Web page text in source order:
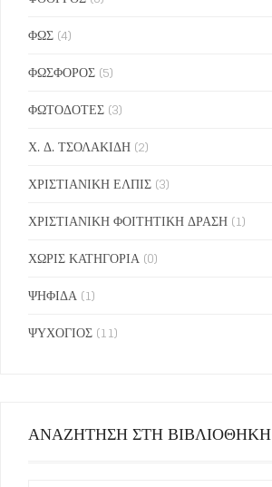
ΦΩΣ (4)
ΦΩΣΦΟΡΟΣ (5)
ΦΩΤΟΔΟΤΕΣ (3)
Χ. Δ. ΤΣΟΛΑΚΙΔΗ (2)
ΧΡΙΣΤΙΑΝΙΚΗ ΕΛΠΙΣ (3)
ΧΡΙΣΤΙΑΝΙΚΗ ΦΟΙΤΗΤΙΚΗ ΔΡΑΣΗ (1)
ΧΩΡΙΣ ΚΑΤΗΓΟΡΙΑ (0)
ΨΗΦΙΔΑ (1)
ΨΥΧΟΓΙΟΣ (11)
ΑΝΑΖΗΤΗΣΗ ΣΤΗ ΒΙΒΛΙΟΘΗΚΗ